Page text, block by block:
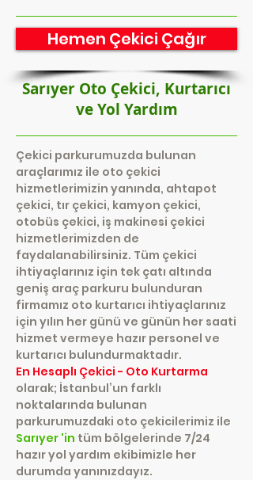
Hemen Çekici Çağır
Sarıyer Oto Çekici, Kurtarıcı
ve Yol Yardım
Çekici parkurumuzda bulunan
araçlarımız ile oto çekici
hizmetlerimizin yanında, ahtapot
çekici, tır çekici, kamyon çekici,
otobüs çekici, iş makinesi çekici
hizmetlerimizden de
faydalanabilirsiniz. Tüm çekici
ihtiyaçlarınız için tek çatı altında
geniş araç parkuru bulunduran
firmamız oto kurtarıcı ihtiyaçlarınız
için yılın her günü ve günün her saati
hizmet vermeye hazır personel ve
kurtarıcı bulundurmaktadır.
En Hesaplı Çekici - Oto Kurtarma
olarak; İstanbul’un farklı
noktalarında bulunan
parkurumuzdaki oto çekicilerimiz ile
Sarıyer 'in tüm bölgelerinde 7/24
hazır yol yardım ekibimizle her
durumda yanınızdayız.